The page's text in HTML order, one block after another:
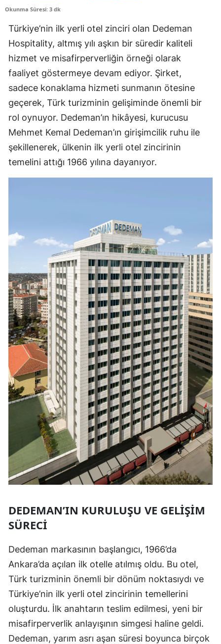
Okunma Süresi: 3 dk
Türkiye’nin ilk yerli otel zinciri olan Dedeman
Hospitality, altmış yılı aşkın bir süredir kaliteli
hizmet ve misafirperverliğin örneği olarak
faaliyet göstermeye devam ediyor. Şirket,
sadece konaklama hizmeti sunmanın ötesine
geçerek, Türk turizminin gelişiminde önemli bir
rol oynuyor. Dedeman’ın hikâyesi, kurucusu
Mehmet Kemal Dedeman’ın girişimcilik ruhu ile
şekillenerek, ülkenin ilk yerli otel zincirinin
temelini attığı 1966 yılına dayanıyor.
DEDEMAN’IN KURULUŞU VE GELIŞIM
SÜRECI
Dedeman markasının başlangıcı, 1966’da
Ankara’da açılan ilk otelle atılmış oldu. Bu otel,
Türk turizminin önemli bir dönüm noktasıydı ve
Türkiye’nin ilk yerli otel zincirinin temellerini
oluşturdu. İlk anahtarın teslim edilmesi, yeni bir
misafirperverlik anlayışının simgesi haline geldi.
Dedeman, yarım asrı aşan süresi boyunca birçok